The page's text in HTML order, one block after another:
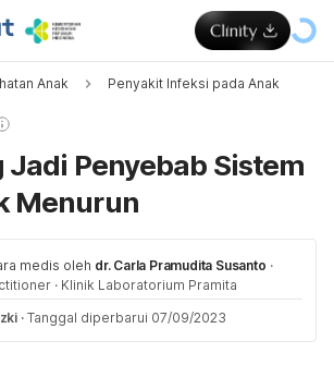
Anak Penyakit Infeksi pada Anak
Jadi Penyebab Sistem
Menurun
medis oleh dr. Carla Pramudita Susanto ·
· Klinik Laboratorium Pramita
· Tanggal diperbarui 07/09/2023